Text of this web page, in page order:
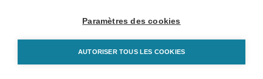
Paramètres des cookies
AUTORISER TOUS LES COOKIES